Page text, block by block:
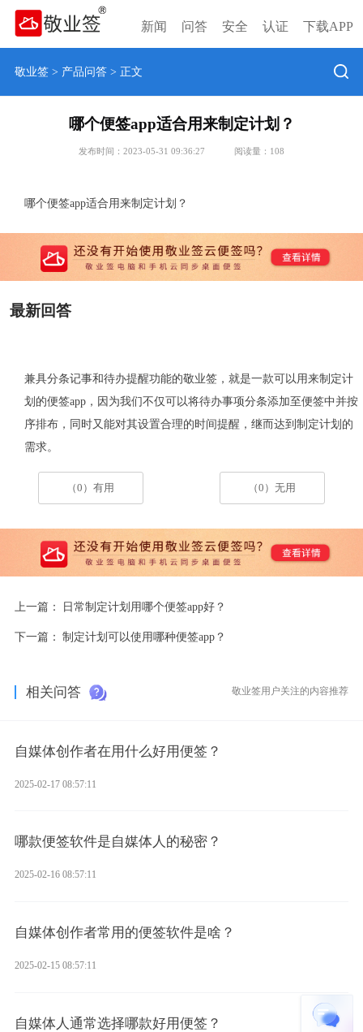
新闻 问答 安全 认证 下载APP
敬业签> 产品问答> 正文
哪个便签app适合用来制定计划？
发布时间：2023-05-31 09:36:27 阅读量： 108
哪个便签app适合用来制定计划？
最新回答
兼具分条记事和待办提醒功能的敬业签，就是一款可以用来制定计
划的便签app，因为我们不仅可以将待办事项分条添加至便签中并按
序排布，同时又能对其设置合理的时间提醒，继而达到制定计划的
需求。
（0）有用 （0）无用
上一篇： 日常制定计划用哪个便签app好？
下一篇： 制定计划可以使用哪种便签app？
相关问答 敬业签用户关注的内容推荐
自媒体创作者在用什么好用便签？
2025-02-17 08:57:11
哪款便签软件是自媒体人的秘密？
2025-02-16 08:57:11
自媒体创作者常用的便签软件是啥？
2025-02-15 08:57:11
自媒体人通常选择哪款好用便签？